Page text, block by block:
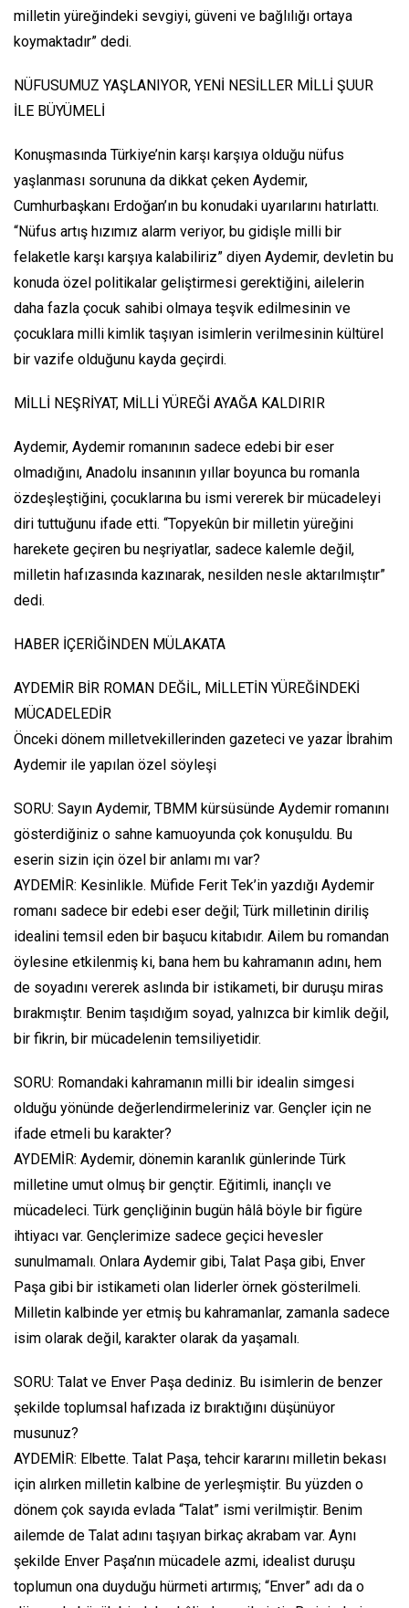
milletin yüreğindeki sevgiyi, güveni ve bağlılığı ortaya
koymaktadır” dedi.
NÜFUSUMUZ YAŞLANIYOR, YENİ NESİLLER MİLLİ ŞUUR
İLE BÜYÜMELİ
Konuşmasında Türkiye’nin karşı karşıya olduğu nüfus
yaşlanması sorununa da dikkat çeken Aydemir,
Cumhurbaşkanı Erdoğan’ın bu konudaki uyarılarını hatırlattı.
“Nüfus artış hızımız alarm veriyor, bu gidişle milli bir
felaketle karşı karşıya kalabiliriz” diyen Aydemir, devletin bu
konuda özel politikalar geliştirmesi gerektiğini, ailelerin
daha fazla çocuk sahibi olmaya teşvik edilmesinin ve
çocuklara milli kimlik taşıyan isimlerin verilmesinin kültürel
bir vazife olduğunu kayda geçirdi.
MİLLİ NEŞRİYAT, MİLLİ YÜREĞİ AYAĞA KALDIRIR
Aydemir, Aydemir romanının sadece edebi bir eser
olmadığını, Anadolu insanının yıllar boyunca bu romanla
özdeşleştiğini, çocuklarına bu ismi vererek bir mücadeleyi
diri tuttuğunu ifade etti. “Topyekûn bir milletin yüreğini
harekete geçiren bu neşriyatlar, sadece kalemle değil,
milletin hafızasında kazınarak, nesilden nesle aktarılmıştır”
dedi.
HABER İÇERİĞİNDEN MÜLAKATA
AYDEMİR BİR ROMAN DEĞİL, MİLLETİN YÜREĞİNDEKİ
MÜCADELEDİR
Önceki dönem milletvekillerinden gazeteci ve yazar İbrahim
Aydemir ile yapılan özel söyleşi
SORU: Sayın Aydemir, TBMM kürsüsünde Aydemir romanını
gösterdiğiniz o sahne kamuoyunda çok konuşuldu. Bu
eserin sizin için özel bir anlamı mı var?
AYDEMİR: Kesinlikle. Müfide Ferit Tek’in yazdığı Aydemir
romanı sadece bir edebi eser değil; Türk milletinin diriliş
idealini temsil eden bir başucu kitabıdır. Ailem bu romandan
öylesine etkilenmiş ki, bana hem bu kahramanın adını, hem
de soyadını vererek aslında bir istikameti, bir duruşu miras
bırakmıştır. Benim taşıdığım soyad, yalnızca bir kimlik değil,
bir fikrin, bir mücadelenin temsiliyetidir.
SORU: Romandaki kahramanın milli bir idealin simgesi
olduğu yönünde değerlendirmeleriniz var. Gençler için ne
ifade etmeli bu karakter?
AYDEMİR: Aydemir, dönemin karanlık günlerinde Türk
milletine umut olmuş bir gençtir. Eğitimli, inançlı ve
mücadeleci. Türk gençliğinin bugün hâlâ böyle bir figüre
ihtiyacı var. Gençlerimize sadece geçici hevesler
sunulmamalı. Onlara Aydemir gibi, Talat Paşa gibi, Enver
Paşa gibi bir istikameti olan liderler örnek gösterilmeli.
Milletin kalbinde yer etmiş bu kahramanlar, zamanla sadece
isim olarak değil, karakter olarak da yaşamalı.
SORU: Talat ve Enver Paşa dediniz. Bu isimlerin de benzer
şekilde toplumsal hafızada iz bıraktığını düşünüyor
musunuz?
AYDEMİR: Elbette. Talat Paşa, tehcir kararını milletin bekası
için alırken milletin kalbine de yerleşmiştir. Bu yüzden o
dönem çok sayıda evlada “Talat” ismi verilmiştir. Benim
ailemde de Talat adını taşıyan birkaç akrabam var. Aynı
şekilde Enver Paşa’nın mücadele azmi, idealist duruşu
toplumun ona duyduğu hürmeti artırmış; “Enver” adı da o